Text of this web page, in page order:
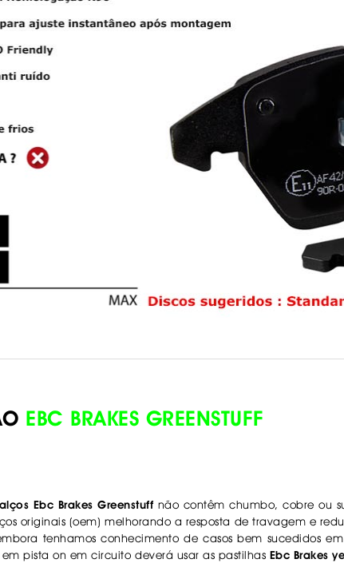
EBC BRAKES GREENSTUFF
Ebc Brakes Greenstuff não contêm chumbo, cobre ou
originais (oem) melhorando a resposta de travagem e
tenhamos conhecimento de casos bem sucedidos
pista on em circuito deverá usar as pastilhas Ebc Brakes